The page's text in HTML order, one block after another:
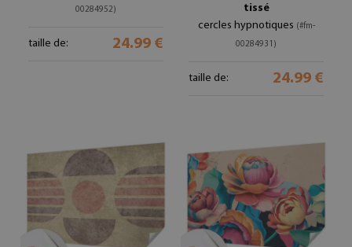
00284952)
taille de: 24.99 €
tissé
cercles hypnotiques (#fm-
00284931)
taille de: 24.99 €